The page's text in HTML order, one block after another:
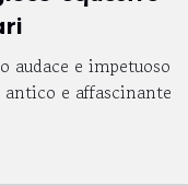
e impetuoso
e affascinante